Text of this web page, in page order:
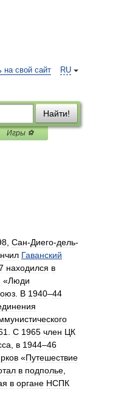
RU
на свой сайт
Найти!
Игры ⚽
Сан-Диего-дель-
Гаванский
находился в
«Люди
В 1940‒44
С 1965 член ЦК
в 1944‒46
«Путешествие
в подполье
в органе НСПК